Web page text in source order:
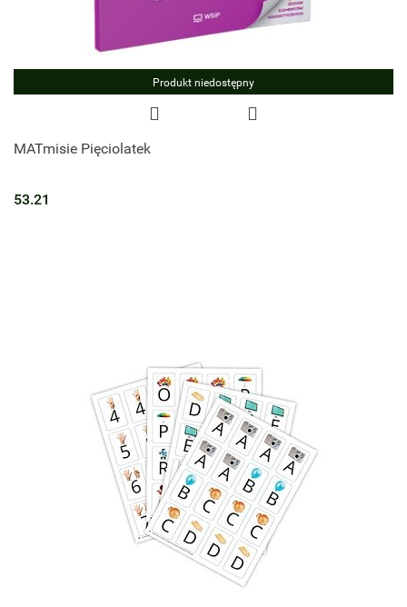
Produkt niedostępny
MATmisie Pięciolatek
53.21